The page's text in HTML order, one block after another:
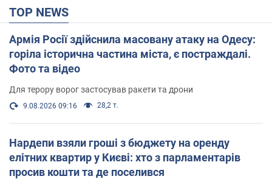
TOP NEWS
Армія Росії здійснила масовану атаку на Одесу:
горіла історична частина міста, є постраждалі.
Фото та відео
Для терору ворог застосував ракети та дрони
9.08.2026 09:16 28,2 т.
Нардепи взяли гроші з бюджету на оренду
елітних квартир у Києві: хто з парламентарів
просив кошти та де поселився